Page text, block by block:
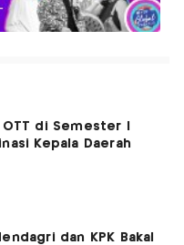
OTT di Semester I
Kepala Daerah
dan KPK Bakal